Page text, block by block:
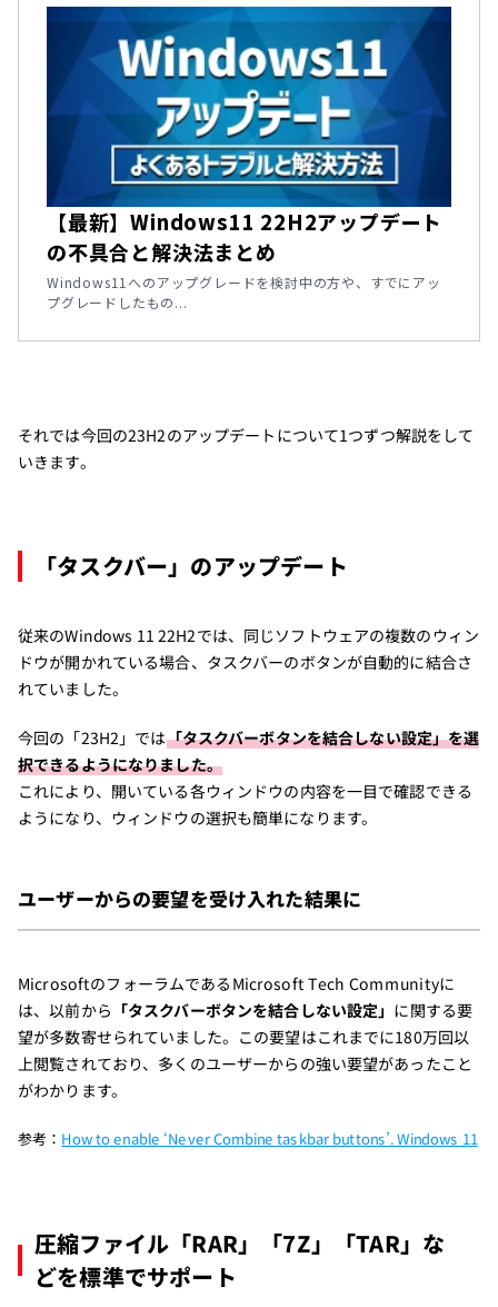
【最新】Windows11 22H2アップデート
の不具合と解決法まとめ
Windows11へのアップグレードを検討中の方や、すでにアッ
プグレードしたもの...
それでは今回の23H2のアップデートについて1つずつ解説をして
いきます。
「タスクバー」のアップデート
従来のWindows 11 22H2では、同じソフトウェアの複数のウィン
ドウが開かれている場合、タスクバーのボタンが自動的に結合さ
れていました。
今回の「23H2」では「タスクバーボタンを結合しない設定」を選
択できるようになりました。
これにより、開いている各ウィンドウの内容を一目で確認できる
ようになり、ウィンドウの選択も簡単になります。
ユーザーからの要望を受け入れた結果に
MicrosoftのフォーラムであるMicrosoft Tech Communityに
は、以前から 「タスクバーボタンを結合しない設定」 に関する要
望が多数寄せられていました。この要望はこれまでに180万回以
上閲覧されており、多くのユーザーからの強い要望があったこと
がわかります。
参考： How to enable ‘Never Combine taskbar buttons’. Windows 11
圧縮ファイル「RAR」「7Z」「TAR」な
どを標準でサポート